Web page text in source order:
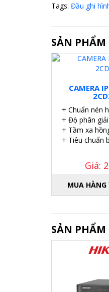
Tags: Đầu ghi
SẢN
CAMERA
+ Chuẩn nén
+ Độ phân
+ Tầm xa
+ Tiêu chuẩn
Giá:
MUA HÀNG
SẢN